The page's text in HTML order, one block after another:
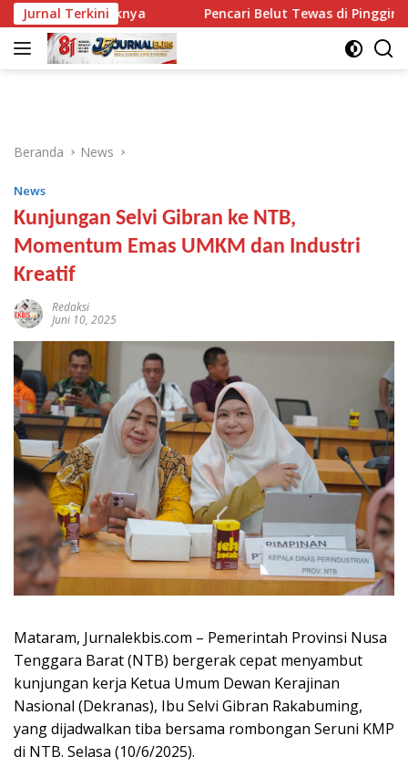
Langsung
ke
konten
Jurnal Terkini Pencari Belut Tewas di Pinggir Sungai,
Beranda News
News
Kunjungan Selvi Gibran ke NTB,
Momentum Emas UMKM dan Industri
Kreatif
Redaksi
Juni 10, 2025
Mataram, Jurnalekbis.com – Pemerintah Provinsi Nusa
Tenggara Barat (NTB) bergerak cepat menyambut
kunjungan kerja Ketua Umum Dewan Kerajinan
Nasional (Dekranas), Ibu Selvi Gibran Rakabuming,
yang dijadwalkan tiba bersama rombongan Seruni KMP
di NTB. Selasa (10/6/2025).